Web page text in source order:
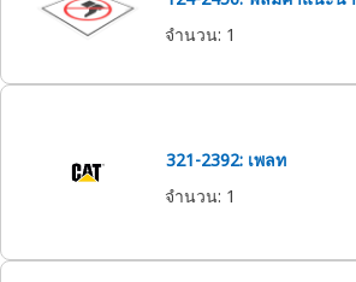
จำนวน: 1
321-2392: เพลท
จำนวน: 1